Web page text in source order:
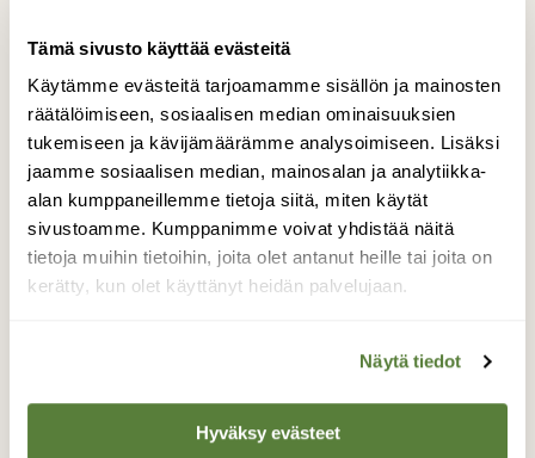
Tämä sivusto käyttää evästeitä
Käytämme evästeitä tarjoamamme sisällön ja mainosten
räätälöimiseen, sosiaalisen median ominaisuuksien
tukemiseen ja kävijämäärämme analysoimiseen. Lisäksi
jaamme sosiaalisen median, mainosalan ja analytiikka-
alan kumppaneillemme tietoja siitä, miten käytät
sivustoamme. Kumppanimme voivat yhdistää näitä
tietoja muihin tietoihin, joita olet antanut heille tai joita on
kerätty, kun olet käyttänyt heidän palvelujaan.
Näytä tiedot
Hyväksy evästeet
Käki ja peippo
Peippo ja käki samaan kuvaan,hetken tauko
kinastelussa
TAKAISIN LISTAAN